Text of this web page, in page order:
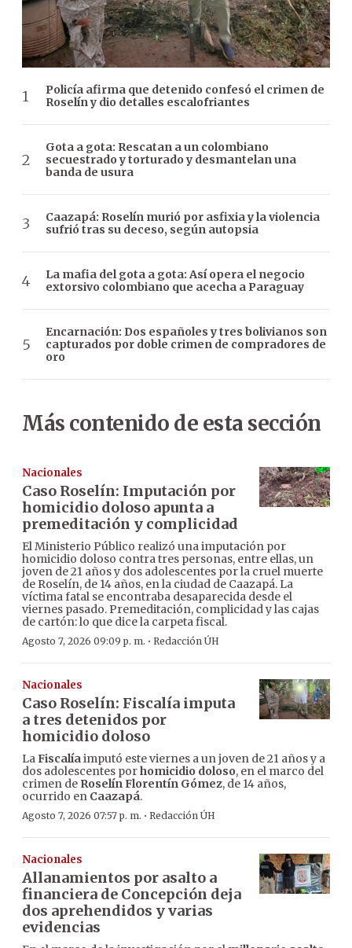
Policía afirma que detenido confesó el crimen de
Roselín y dio detalles escalofriantes
Gota a gota: Rescatan a un colombiano
secuestrado y torturado y desmantelan una
banda de usura
Caazapá: Roselín murió por asfixia y la violencia
sufrió tras su deceso, según autopsia
La mafia del gota a gota: Así opera el negocio
extorsivo colombiano que acecha a Paraguay
Encarnación: Dos españoles y tres bolivianos son
capturados por doble crimen de compradores de
oro
Más contenido de esta sección
Nacionales
Caso Roselín: Imputación por
homicidio doloso apunta a
premeditación y complicidad
El Ministerio Público realizó una imputación por
homicidio doloso contra tres personas, entre ellas, un
joven de 21 años y dos adolescentes por la cruel muerte
de Roselín, de 14 años, en la ciudad de Caazapá. La
víctima fatal se encontraba desaparecida desde el
viernes pasado. Premeditación, complicidad y las cajas
de cartón: lo que dice la carpeta fiscal.
Agosto 7, 2026 09:09 p. m. · Redacción ÚH
Nacionales
Caso Roselín: Fiscalía imputa
a tres detenidos por
homicidio doloso
LaFiscalíaimputó este viernes a un joven de 21 años y a
dos adolescentes porhomicidio doloso, en el marco del
crimen de Roselín Florentín Gómez, de 14 años,
ocurrido en Caazapá.
Agosto 7, 2026 07:57 p. m. · Redacción ÚH
Nacionales
Allanamientos por asalto a
financiera de Concepción deja
dos aprehendidos y varias
evidencias